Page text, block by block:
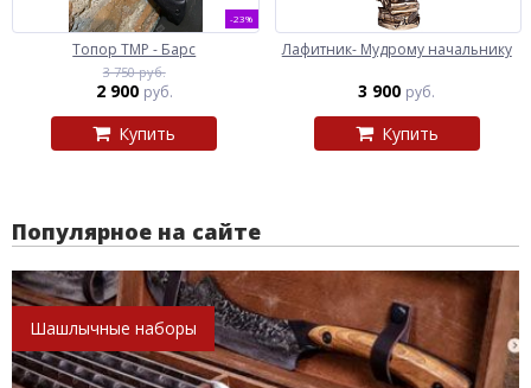
-23%
Топор ТМР - Барс
3 750 руб.
2 900 руб.
Купить
Лафитник- Мудрому начальнику
3 900 руб.
Купить
Популярное на сайте
Шашлычные наборы